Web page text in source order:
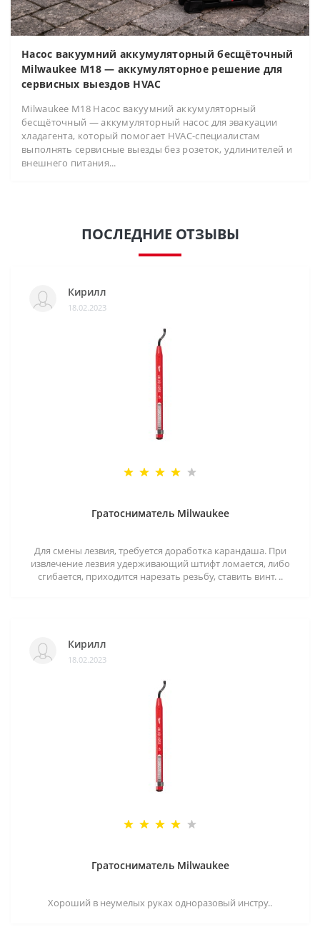
Насос вакуумний аккумуляторный бесщёточный
Milwaukee M18 — аккумуляторное решение для
сервисных выездов HVAC
Milwaukee M18 Насос вакуумний аккумуляторный
бесщёточный — аккумуляторный насос для эвакуации
хладагента, который помогает HVAC-специалистам
выполнять сервисные выезды без розеток, удлинителей и
внешнего питания...
ПОСЛЕДНИЕ ОТЗЫВЫ
Кирилл
18.02.2023
Гратосниматель Milwaukee
Для смены лезвия, требуется доработка карандаша. При
извлечение лезвия удерживающий штифт ломается, либо
сгибается, приходится нарезать резьбу, ставить винт. ..
Кирилл
18.02.2023
Гратосниматель Milwaukee
Хороший в неумелых руках одноразовый инстру..